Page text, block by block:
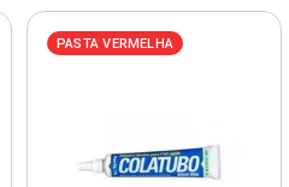
PASTA VERMELHA